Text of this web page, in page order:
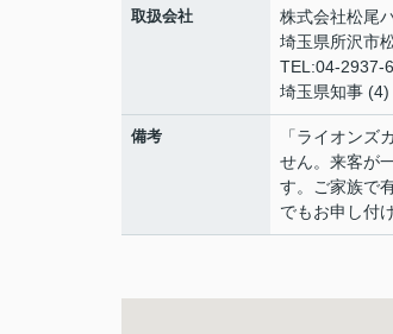
取扱会社
株式会社松尾
埼玉県所沢市
TEL:04-2937-
埼玉県知事
備考
「ライオン
せん。来客が
す。ご家族で
でもお申し付